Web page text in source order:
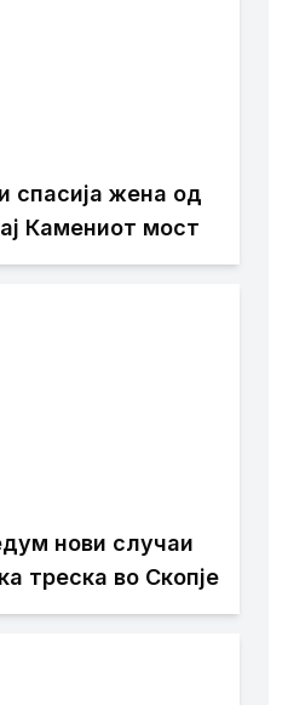
спасија жена од
Камениот мост
нови случаи
треска во Скопје